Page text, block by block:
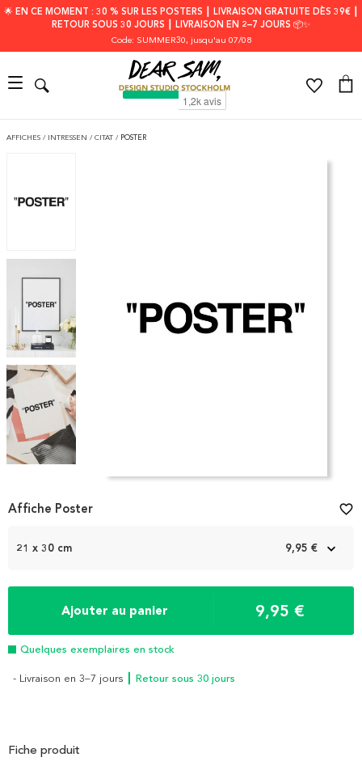
🌟 EN CE MOMENT : 30 % SUR LES POSTERS ┃ LIVRAISON GRATUITE DÈS 39€ ┃
RETOUR SOUS 30 JOURS ┃ LIVRAISON EN 2–7 JOURS 📦✨
Code: SUMMER30, jusqu'au 07/08
AFFICHES / INTRESSEN / CITAT / POSTER
1
21 x 30 cm 9,95 €
Ajouter au panier 9,95 €
Quelques exemplaires en stock
- Livraison en 3–7 jours ┃ Retour sous 30 jours
Affiche Poster favorite_border
Fiche produit